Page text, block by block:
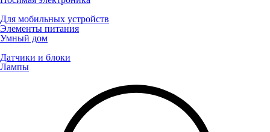
Для мобильных устройств
Элементы питания
Умный дом
Датчики и блоки
Лампы